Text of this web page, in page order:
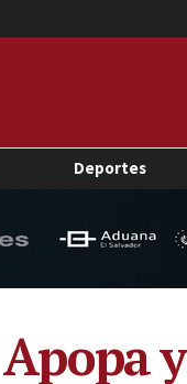
Deportes
y